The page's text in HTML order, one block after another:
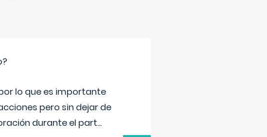
lo que es importante
pero sin dejar de
durante el part...